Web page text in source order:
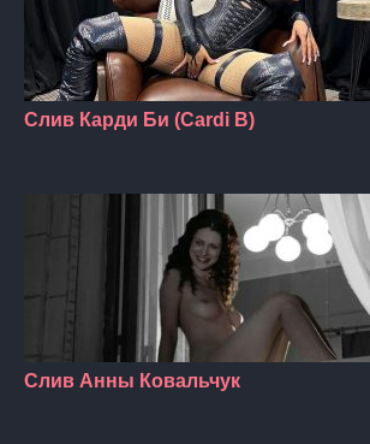
Слив Карди Би (Cardi B)
Слив Анны Ковальчук